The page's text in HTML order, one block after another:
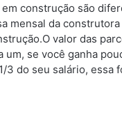
construção são
mensal da
valor das
se você ganha
do seu salário, essa